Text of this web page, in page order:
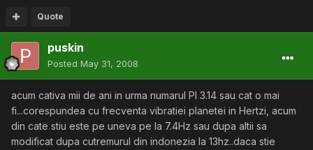
Quote
puskin
Posted May 31, 2008
acum cativa mii de ani in urma numarul PI 3.14 sau cat o mai
fi...corespundea cu frecventa vibratiei planetei in Hertzi, acum
din cate stiu este pe uneva pe la 7.4Hz sau dupa altii sa
modificat dupa cutremurul din indonezia la 13hz..daca stie